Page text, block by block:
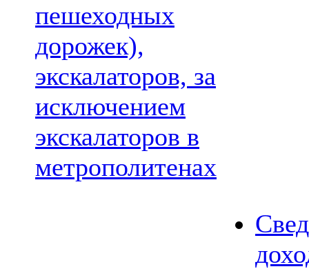
пешеходных
дорожек),
экскалаторов, за
исключением
экскалаторов в
метрополитенах